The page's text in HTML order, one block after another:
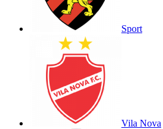
Sport
Vila Nova